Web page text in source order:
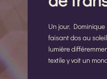
Un jour,
faisant dos au
lumière
textile y voit un